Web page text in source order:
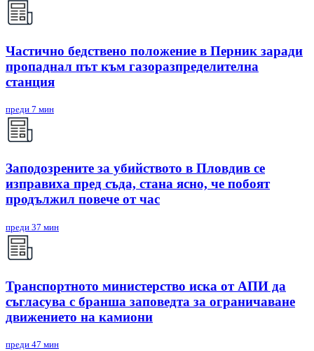
Частично бедствено положение в Перник заради
пропаднал път към газоразпределителна
станция
преди 7 мин
Заподозрените за убийството в Пловдив се
изправиха пред съда, стана ясно, че побоят
продължил повече от час
преди 37 мин
Транспортното министерство иска от АПИ да
съгласува с бранша заповедта за ограничаване
движението на камиони
преди 47 мин